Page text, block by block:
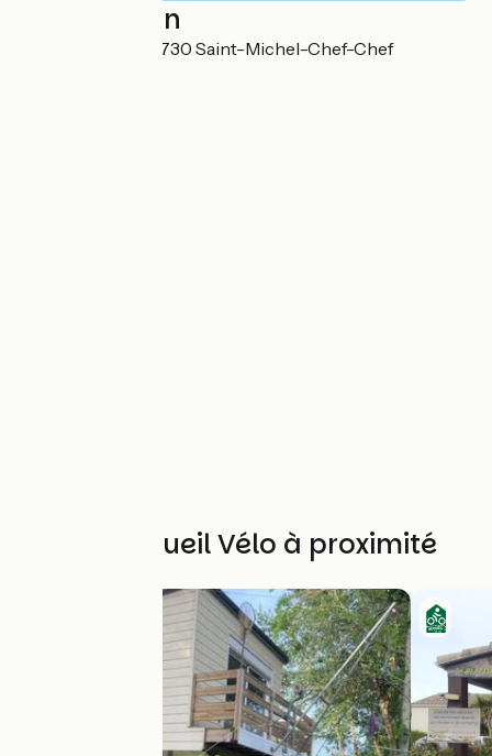
Localisation
Rue de Tharon 44730 Saint-Michel-Chef-Chef
Autres Accueil Vélo à proximité